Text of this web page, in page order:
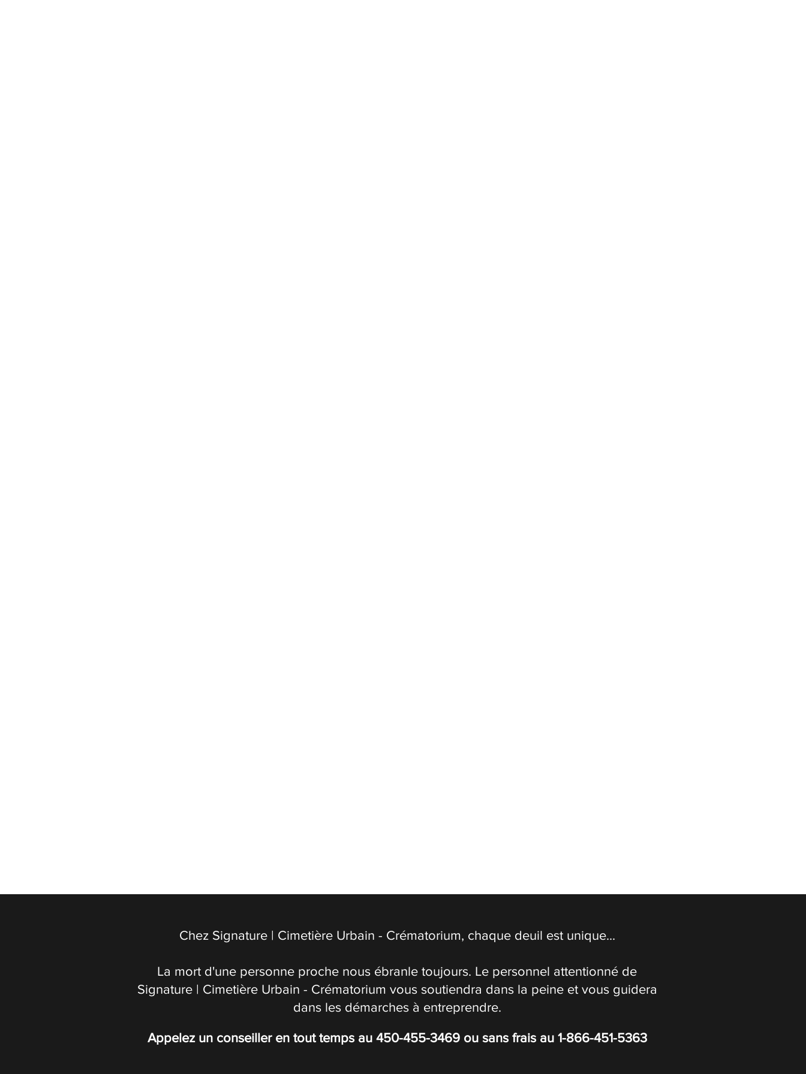
Chez Signature | Cimetière Urbain - Crématorium, chaque deuil est unique...
La mort d'une personne proche nous ébranle toujours. Le personnel attentionné de
Signature | Cimetière Urbain - Crématorium vous soutiendra dans la peine et vous guidera
dans les démarches à entreprendre.
Appelez un conseiller en tout temps au 450-455-3469ou sans frais au 1-866-451-5363